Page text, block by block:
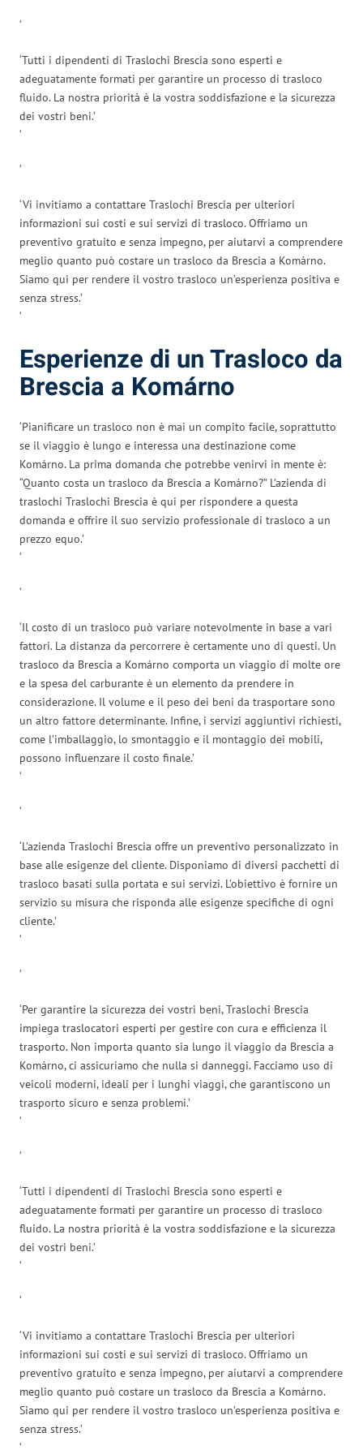
‘
‘Tutti i dipendenti di Traslochi Brescia sono esperti e
adeguatamente formati per garantire un processo di trasloco
fluido. La nostra priorità è la vostra soddisfazione e la sicurezza
dei vostri beni.’
‘
‘
‘Vi invitiamo a contattare Traslochi Brescia per ulteriori
informazioni sui costi e sui servizi di trasloco. Offriamo un
preventivo gratuito e senza impegno, per aiutarvi a comprendere
meglio quanto può costare un trasloco da Brescia a Komárno.
Siamo qui per rendere il vostro trasloco un’esperienza positiva e
senza stress.’
‘
Esperienze di un Trasloco da
Brescia a Komárno
‘Pianificare un trasloco non è mai un compito facile, soprattutto
se il viaggio è lungo e interessa una destinazione come
Komárno. La prima domanda che potrebbe venirvi in mente è:
“Quanto costa un trasloco da Brescia a Komárno?” L’azienda di
traslochi Traslochi Brescia è qui per rispondere a questa
domanda e offrire il suo servizio professionale di trasloco a un
prezzo equo.’
‘
‘
‘Il costo di un trasloco può variare notevolmente in base a vari
fattori. La distanza da percorrere è certamente uno di questi. Un
trasloco da Brescia a Komárno comporta un viaggio di molte ore
e la spesa del carburante è un elemento da prendere in
considerazione. Il volume e il peso dei beni da trasportare sono
un altro fattore determinante. Infine, i servizi aggiuntivi richiesti,
come l’imballaggio, lo smontaggio e il montaggio dei mobili,
possono influenzare il costo finale.’
‘
‘
‘L’azienda Traslochi Brescia offre un preventivo personalizzato in
base alle esigenze del cliente. Disponiamo di diversi pacchetti di
trasloco basati sulla portata e sui servizi. L’obiettivo è fornire un
servizio su misura che risponda alle esigenze specifiche di ogni
cliente.’
‘
‘
‘Per garantire la sicurezza dei vostri beni, Traslochi Brescia
impiega traslocatori esperti per gestire con cura e efficienza il
trasporto. Non importa quanto sia lungo il viaggio da Brescia a
Komárno, ci assicuriamo che nulla si danneggi. Facciamo uso di
veicoli moderni, ideali per i lunghi viaggi, che garantiscono un
trasporto sicuro e senza problemi.’
‘
‘
‘Tutti i dipendenti di Traslochi Brescia sono esperti e
adeguatamente formati per garantire un processo di trasloco
fluido. La nostra priorità è la vostra soddisfazione e la sicurezza
dei vostri beni.’
‘
‘
‘Vi invitiamo a contattare Traslochi Brescia per ulteriori
informazioni sui costi e sui servizi di trasloco. Offriamo un
preventivo gratuito e senza impegno, per aiutarvi a comprendere
meglio quanto può costare un trasloco da Brescia a Komárno.
Siamo qui per rendere il vostro trasloco un’esperienza positiva e
senza stress.’
‘